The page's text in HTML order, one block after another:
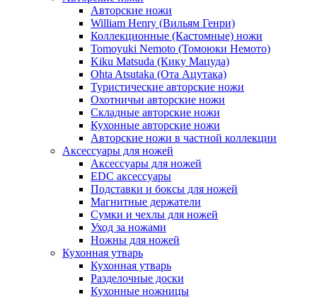
Авторские ножи
William Henry (Вильям Генри)
Коллекционные (Кастомные) ножи
Tomoyuki Nemoto (Томоюки Немото)
Kiku Matsuda (Кику Мацуда)
Ohta Atsutaka (Ота Ацутака)
Туристические авторские ножи
Охотничьи авторские ножи
Складные авторские ножи
Кухонные авторские ножи
Авторские ножи в частной коллекции
Аксессуары для ножей
Аксессуары для ножей
EDC аксессуары
Подставки и боксы для ножей
Магнитные держатели
Сумки и чехлы для ножей
Уход за ножами
Ножны для ножей
Кухонная утварь
Кухонная утварь
Разделочные доски
Кухонные ножницы